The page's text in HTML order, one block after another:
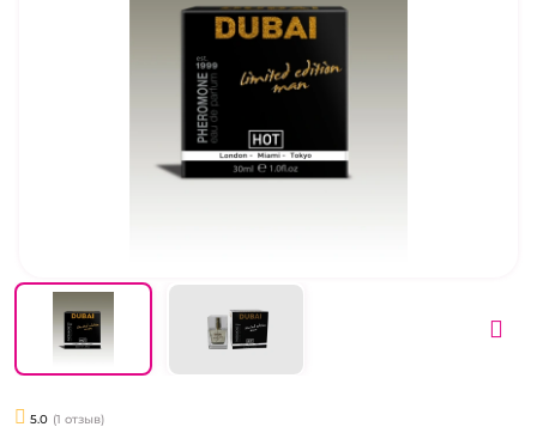
5.0 (1 отзыв)